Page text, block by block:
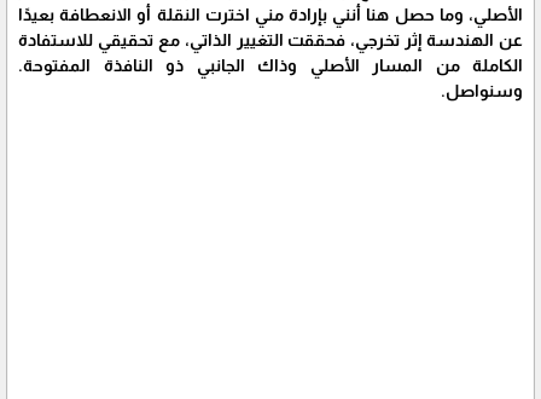
الأصلي، وما حصل هنا أنني بإرادة مني اخترت النقلة أو الانعطافة بعيدًا
عن الهندسة إثر تخرجي، فحققت التغيير الذاتي، مع تحقيقي للاستفادة
الكاملة من المسار الأصلي وذاك الجانبي ذو النافذة المفتوحة.
وسنواصل.